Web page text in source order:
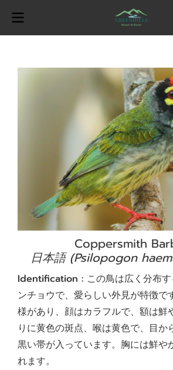
Coppersmith
日本語 (Psilopogon
Identification : この鳥は広く分布
ンチョウで、愛らしい外見が特徴で
様があり、顔はカラフルで、額は鮮
りに黄色の斑点、喉は黄色で、目か
黒い帯が入っています。胸には鮮や
れます。